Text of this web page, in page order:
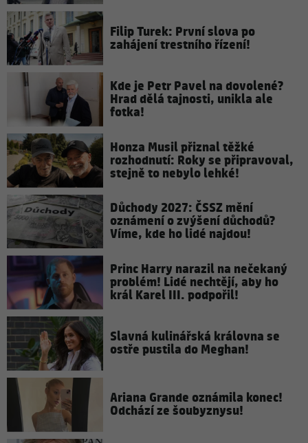
Filip Turek: První slova po
zahájení trestního řízení!
Kde je Petr Pavel na dovolené?
Hrad dělá tajnosti, unikla ale
fotka!
Honza Musil přiznal těžké
rozhodnutí: Roky se připravoval,
stejně to nebylo lehké!
Důchody 2027: ČSSZ mění
oznámení o zvýšení důchodů?
Víme, kde ho lidé najdou!
Princ Harry narazil na nečekaný
problém! Lidé nechtějí, aby ho
král Karel III. podpořil!
Slavná kulinářská královna se
ostře pustila do Meghan!
Ariana Grande oznámila konec!
Odchází ze šoubyznysu!